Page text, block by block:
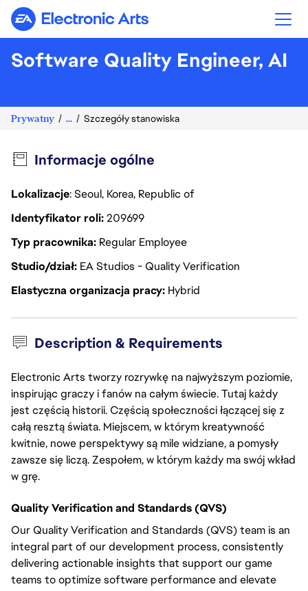
Electronic Arts
Software Quality Engineer, AI
Prywatny ... Szczegóły stanowiska
Informacje ogólne
Lokalizacje: Seoul, Korea, Republic of
Identyfikator roli209699
Typ pracownika Regular Employee
Studio/dział EA Studios - Quality Verification
Elastyczna organizacja pracy Hybrid
Description & Requirements
Electronic Arts tworzy rozrywkę na najwyższym poziomie,
inspirując graczy i fanów na całym świecie. Tutaj każdy
jest częścią historii. Częścią społeczności łączącej się z
całą resztą świata. Miejscem, w którym kreatywność
kwitnie, nowe perspektywy są mile widziane, a pomysły
zawsze się liczą. Zespołem, w którym każdy ma swój wkład
w grę.
Quality Verification and Standards (QVS)
Our Quality Verification and Standards (QVS) team is an
integral part of our development process, consistently
delivering actionable insights that support our game
teams to optimize software performance and elevate